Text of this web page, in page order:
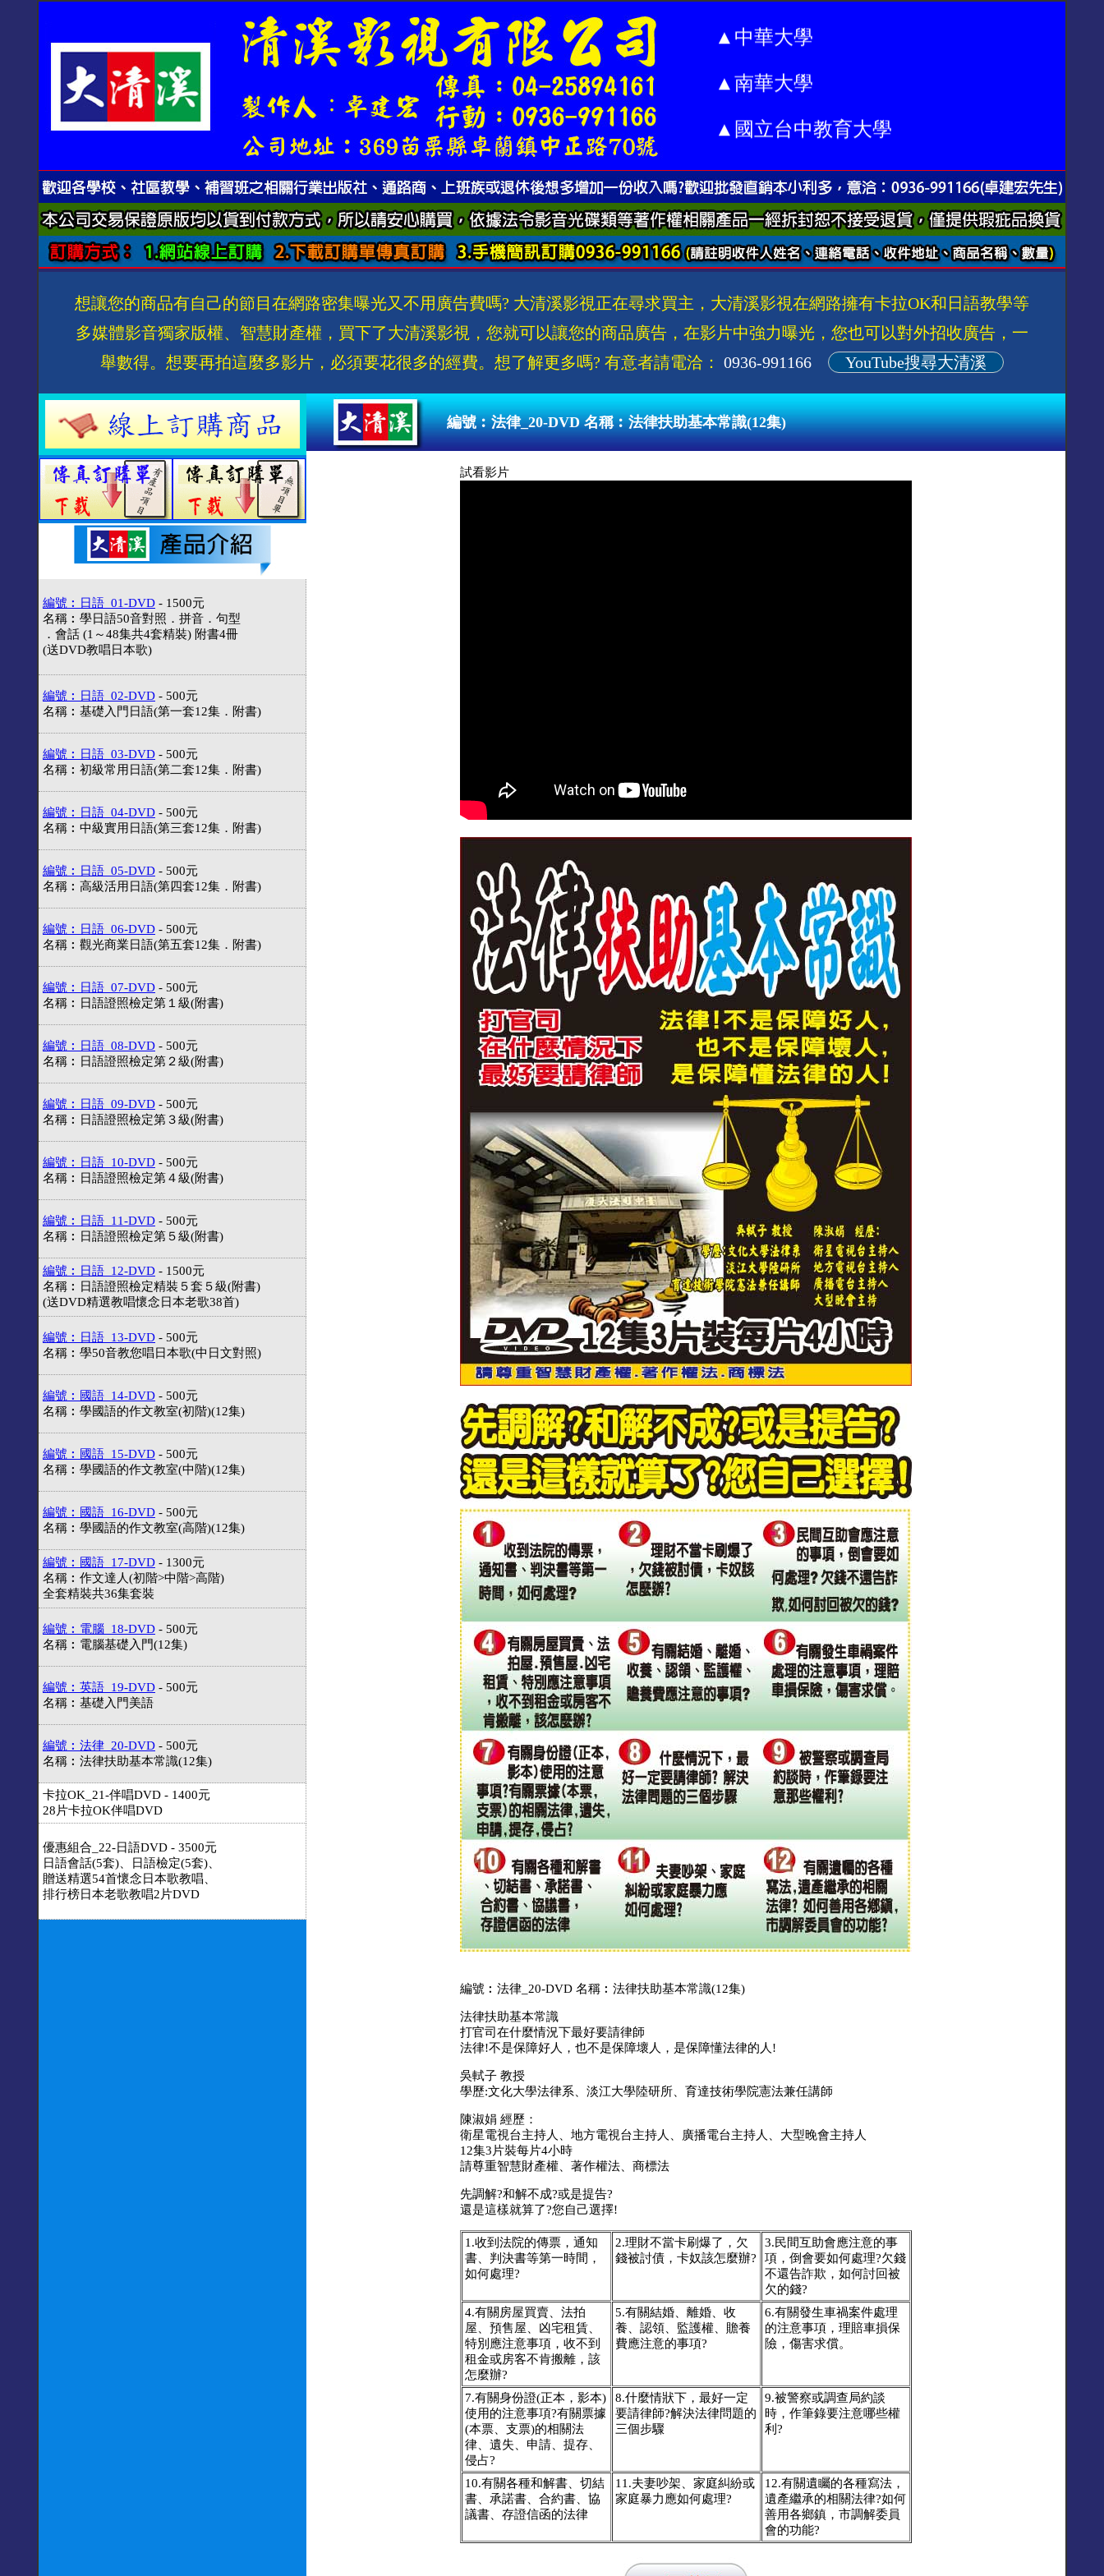
▲崑山科技大學
▲僑光科技大學
▲淡江大學
▲全國各社區活動中心
想讓您的商品有自己的節目在網路密集曝光又不用廣告費嗎? 大清溪影視正在尋求買主，大清溪影視在網路擁有卡拉OK和日語教學等
多媒體影音獨家版權、智慧財產權，買下了大清溪影視，您就可以讓您的商品廣告，在影片中強力曝光，您也可以對外招收廣告，一
舉數得。想要再拍這麼多影片，必須要花很多的經費。想了解更多嗎? 有意者請電洽： 0936-991166 YouTube搜尋大清溪
編號︰日語_01-DVD - 1500元
名稱︰學日語50音對照．拼音．句型
．會話 (1～48集共4套精裝) 附書4冊
(送DVD教唱日本歌)
編號︰日語_02-DVD - 500元
名稱︰基礎入門日語(第一套12集．附書)
編號︰日語_03-DVD - 500元
名稱︰初級常用日語(第二套12集．附書)
編號︰日語_04-DVD - 500元
名稱︰中級實用日語(第三套12集．附書)
編號︰日語_05-DVD - 500元
名稱︰高級活用日語(第四套12集．附書)
編號︰日語_06-DVD - 500元
名稱︰觀光商業日語(第五套12集．附書)
編號︰日語_07-DVD - 500元
名稱︰日語證照檢定第１級(附書)
編號︰日語_08-DVD - 500元
名稱︰日語證照檢定第２級(附書)
編號︰日語_09-DVD - 500元
名稱︰日語證照檢定第３級(附書)
編號︰日語_10-DVD - 500元
名稱︰日語證照檢定第４級(附書)
編號︰日語_11-DVD - 500元
名稱︰日語證照檢定第５級(附書)
編號︰日語_12-DVD - 1500元
名稱︰日語證照檢定精裝５套５級(附書)
(送DVD精選教唱懷念日本老歌38首)
編號︰日語_13-DVD - 500元
名稱︰學50音教您唱日本歌(中日文對照)
編號︰國語_14-DVD - 500元
名稱︰學國語的作文教室(初階)(12集)
編號︰國語_15-DVD - 500元
名稱︰學國語的作文教室(中階)(12集)
編號︰國語_16-DVD - 500元
名稱︰學國語的作文教室(高階)(12集)
編號︰國語_17-DVD - 1300元
名稱︰作文達人(初階>中階>高階)
全套精裝共36集套裝
編號︰電腦_18-DVD - 500元
名稱︰電腦基礎入門(12集)
編號︰英語_19-DVD - 500元
名稱︰基礎入門美語
編號︰法律_20-DVD - 500元
名稱︰法律扶助基本常識(12集)
卡拉OK_21-伴唱DVD - 1400元
28片卡拉OK伴唱DVD
優惠組合_22-日語DVD - 3500元
日語會話(5套)、日語檢定(5套)、
贈送精選54首懷念日本歌教唱、
排行榜日本老歌教唱2片DVD
編號︰法律_20-DVD 名稱︰法律扶助基本常識(12集)
試看影片
編號︰法律_20-DVD 名稱︰法律扶助基本常識(12集)
法律扶助基本常識
打官司在什麼情況下最好要請律師
法律!不是保障好人，也不是保障壞人，是保障懂法律的人!
吳軾子 教授
學歷:文化大學法律系、淡江大學陸研所、育達技術學院憲法兼任講師
陳淑娟 經歷：
衛星電視台主持人、地方電視台主持人、廣播電台主持人、大型晚會主持人
12集3片裝每片4小時
請尊重智慧財產權、著作權法、商標法
先調解?和解不成?或是提告?
還是這樣就算了?您自己選擇!
1.收到法院的傳票，通知
書、判決書等第一時間，
如何處理?
2.理財不當卡刷爆了，欠
錢被討債，卡奴該怎麼辦?
3.民間互助會應注意的事
項，倒會要如何處理?欠錢
不還告詐欺，如何討回被
欠的錢?
4.有關房屋買賣、法拍
屋、預售屋、凶宅租賃、
特別應注意事項，收不到
租金或房客不肯搬離，該
怎麼辦?
5.有關結婚、離婚、收
養、認領、監護權、贍養
費應注意的事項?
6.有關發生車禍案件處理
的注意事項，理賠車損保
險，傷害求償。
7.有關身份證(正本，影本)
使用的注意事項?有關票據
(本票、支票)的相關法
律、遺失、申請、提存、
侵占?
8.什麼情狀下，最好一定
要請律師?解決法律問題的
三個步驟
9.被警察或調查局約談
時，作筆錄要注意哪些權
利?
10.有關各種和解書、切結
書、承諾書、合約書、協
議書、存證信函的法律
11.夫妻吵架、家庭糾紛或
家庭暴力應如何處理?
12.有關遺矚的各種寫法，
遺產繼承的相關法律?如何
善用各鄉鎮，市調解委員
會的功能?